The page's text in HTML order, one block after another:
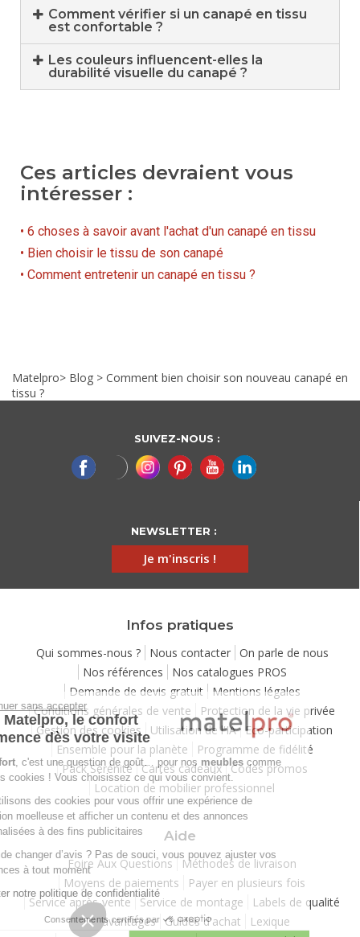
Comment vérifier si un canapé en tissu
est confortable ?
Les couleurs influencent-elles la
durabilité visuelle du canapé ?
Ces articles devraient vous
intéresser :
• 6 choses à savoir avant l'achat d'un canapé en tissu
• Bien choisir le tissu de son canapé
• Comment entretenir un canapé en tissu ?
Matelpro> Blog > Comment bien choisir son nouveau canapé en
tissu ?
SUIVEZ-NOUS :
NEWSLETTER :
Je m'inscris !
Infos pratiques
Qui sommes-nous ? Nous contacter
On parle de nous
Nos références
Nos catalogues PROS
Demande de devis gratuit
Mentions légales
Conditions générales de vente
Protection de la vie privée
Gestion des cookies
Utilisation de l'IA Eco-participation
Ensemble pour la planète
Programme de fidélité
Pack Sérénité
Cartes cadeaux Codes promos
Location de mobilier professionnel
Aide
Foire Aux Questions Méthodes de livraison
Moyens de paiements
Payer en plusieurs fois
Service après-vente
Service de montage
Labels de qualité
Vos avantages Guides d'achat
Lexique
Continuer sans accepter
Chez Matelpro, le confort
commence dès votre visite
Leconfort, c'est une question de goût… pour nosmeubles
pour nos cookies ! Vous choisissez ce qui vous convient.
Nous utilisons des cookies pour vous offrir une expérience de
navigation moelleuse et afficher un contenu et des annonces
personnalisées à des fins publicitaires
Besoin de changer d’avis ? Pas de souci, vous pouvez ajuster vos
préférences à tout moment
Consulter notre politique de confidentialité
Consentements certifiés par